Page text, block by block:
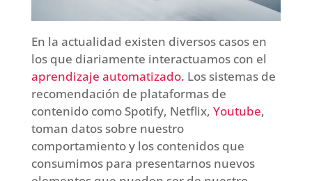
En la actualidad existen diversos casos en
los que diariamente interactuamos con el
aprendizaje automatizado. Los sistemas de
recomendación de plataformas de
contenido como Spotify, Netflix, Youtube,
toman datos sobre nuestro
comportamiento y los contenidos que
consumimos para presentarnos nuevos